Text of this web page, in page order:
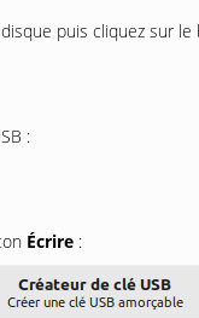
disque puis cliquez sur
:
Écrire :